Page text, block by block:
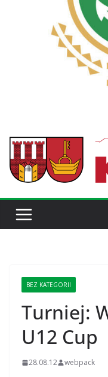
BEZ KATEGORII
Turniej:
U12 Cup
28.08.12 webpack